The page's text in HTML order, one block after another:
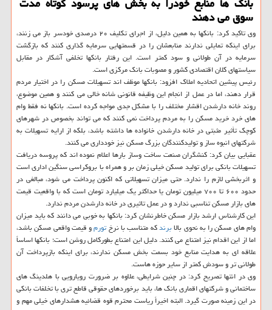
سوق می دهند
وی تاکید کرد: بانکها به همین دلیل، از اجرای تکلیف ۲۰ درصدی خودسر باز می زنند،
برای اینکه تمایلی ندارند منابعشان را در قسمتهایی سرمایه گذاری کنند که بازگشت
سرمایه در آن طولانی و سود کمتر است. این رفتار بانکها تخلفی آشکار در مقابل
سیاستهای کلان اقتصادی کشور و مصوبات بانک مرکزی است.
رئیس پیشین اتحادیه املاک افزود: بانکها موظف اند تسهیلات مسکن را در اختیار مردم
قرار دهند، اما در عمل از انجام این وظیفه قانونی شانه خالی می کنند و همین موضوع،
روند خانه دارشدن اقشار مختلف را با مشکل جدی مواجه کرده است. بانکها نه فقط وام
های خرد خرید مسکن را به مردم پرداخت نمی کنند که می تواند بخصوص در شهرهای
کوچک تأثیر مثبتی در خانه دارشدن خانواده ها داشته باشد، بلکه از ارایه تسهیلات به
شرکتهای انبوه ساز و تولیدکنندگان بزرگ مسکن نیز خودداری می کنند.
عقبایی بیان کرد: کنشگران صنعت ساخت وساز بارها اعلام نموده اند که پروسه دریافت
تسهیلات بانکی برای تولید مسکن خیلی زمان بر و همراه با بروکراسی سنگین اداری است
و اثربخشی لازم را ندارد. حتی میزان تسهیلاتی که اکنون پرداخت می شود، مبالغی در
حدود ۶۰۰ تا ۷۰۰ میلیون تومان یا حداکثر یک میلیارد تومان است که با واقعیت قیمت
های بازار مسکن تناسبی ندارد و در عمل تاثیری در خانه دارشدن مردم ندارد.
این کارشناس ارشد بازار مسکن خاطرنشان کرد: بانکها به خوبی می دانند که باید میزان
وام های مسکن را به نحوی بالابرندکه متناسب با نرختورمو قیمت واقعی مسکن باشد،
اما از این اقدام نیز امتناع می کنند. دلیل این امتناع بطورکامل روشن است؛ بانکها اساساً
علاقه ای به هدایت منابع خود بسمت بخش مسکن ندارند، برای اینکه بازپرداخت آن
طولانی تر و سودش کمتر از سایر حوزه هاست.
وی در انتها تصریح کرد: در چنین شرایطی، علاوه بر ضرورت رویارویی با هلدینگ های
ساختمانی و شرکتهای اقماری بانک ها، باید برخوردهای حقوقی قاطع تری با تخلفات بانکی
در این زمینه صورت گیرد. البته اخیراً ریاست محترم قوه قضائیه هشدارهای خیلی مهم و